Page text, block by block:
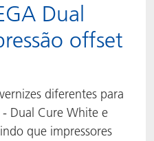
Dual
offset
diferentes para
- Dual Cure White e
que impressores